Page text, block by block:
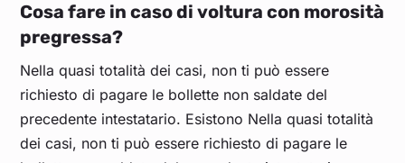
Cosa fare in caso di voltura con morosità
pregressa?
Nella quasi totalità dei casi, non ti può essere
richiesto di pagare le bollette non saldate del
precedente intestatario. Esistono Nella quasi totalità
dei casi, non ti può essere richiesto di pagare le